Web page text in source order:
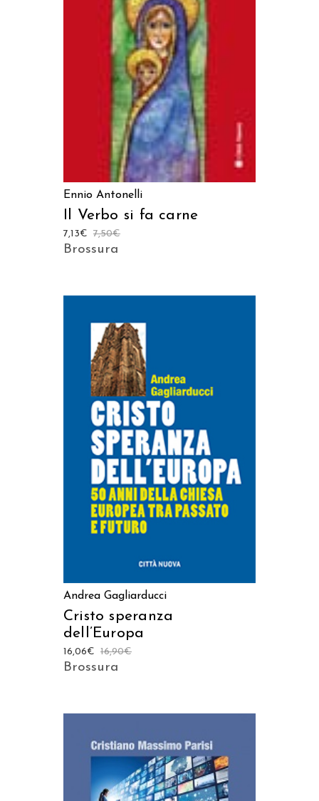
LEGGI TUTTO
Ennio Antonelli
Il Verbo si fa carne
7,50€
7,13€
Brossura
AGGIUNGI AL CARRELLO
Andrea Gagliarducci
Cristo speranza
dell’Europa
16,90€
16,06€
Brossura